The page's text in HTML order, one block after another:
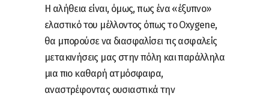
Η αλήθεια είναι, όμως, πως ένα «έξυπνο»
ελαστικό του μέλλοντος όπως το Oxygene,
θα μπορούσε να διασφαλίσει τις ασφαλείς
μετακινήσεις μας στην πόλη και παράλληλα
μια πιο καθαρή ατμόσφαιρα,
αναστρέφοντας ουσιαστικά την